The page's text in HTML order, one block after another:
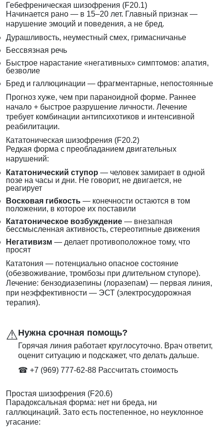
Гебефреническая шизофрения (F20.1)
Начинается рано — в 15–20 лет. Главный признак —
нарушение эмоций и поведения, а не бред.
Дурашливость, неуместный смех, гримасничанье
Бессвязная речь
Быстрое нарастание «негативных» симптомов: апатия,
безволие
Бред и галлюцинации — фрагментарные, непостоянные
Прогноз хуже, чем при параноидной форме. Раннее
начало + быстрое разрушение личности. Лечение
требует комбинации антипсихотиков и интенсивной
реабилитации.
Кататоническая шизофрения (F20.2)
Редкая форма с преобладанием двигательных
нарушений:
Кататонический ступор — человек замирает в одной
позе на часы и дни. Не говорит, не двигается, не
реагирует
Восковая гибкость — конечности остаются в том
положении, в которое их поставили
Кататоническое возбуждение — внезапная
бессмысленная активность, стереотипные движения
Негативизм — делает противоположное тому, что
просят
Кататония — потенциально опасное состояние
(обезвоживание, тромбозы при длительном ступоре).
Лечение: бензодиазепины (лоразепам) — первая линия,
при неэффективности — ЭСТ (электросудорожная
терапия).
⚠Нужна срочная помощь?
Горячая линия работает круглосуточно. Врач ответит,
оценит ситуацию и подскажет, что делать дальше.
☎ +7 (969) 777-62-88 Рассчитать стоимость
Простая шизофрения (F20.6)
Парадоксальная форма: нет ни бреда, ни
галлюцинаций. Зато есть постепенное, но неуклонное
угасание: